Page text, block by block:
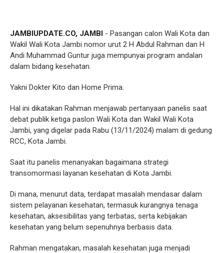
JAMBIUPDATE.CO, JAMBI - Pasangan calon Wali Kota dan
Wakil Wali Kota Jambi nomor urut 2 H Abdul Rahman dan H
Andi Muhammad Guntur juga mempunyai program andalan
dalam bidang kesehatan.
Yakni Dokter Kito dan Home Prima.
Hal ini dikatakan Rahman menjawab pertanyaan panelis saat
debat publik ketiga paslon Wali Kota dan Wakil Wali Kota
Jambi, yang digelar pada Rabu (13/11/2024) malam di gedung
RCC, Kota Jambi.
Saat itu panelis menanyakan bagaimana strategi
transomormasi layanan kesehatan di Kota Jambi.
Di mana, menurut data, terdapat masalah mendasar dalam
sistem pelayanan kesehatan, termasuk kurangnya tenaga
kesehatan, aksesibilitas yang terbatas, serta kebijakan
kesehatan yang belum sepenuhnya berbasis data.
Rahman mengatakan, masalah kesehatan juga menjadi